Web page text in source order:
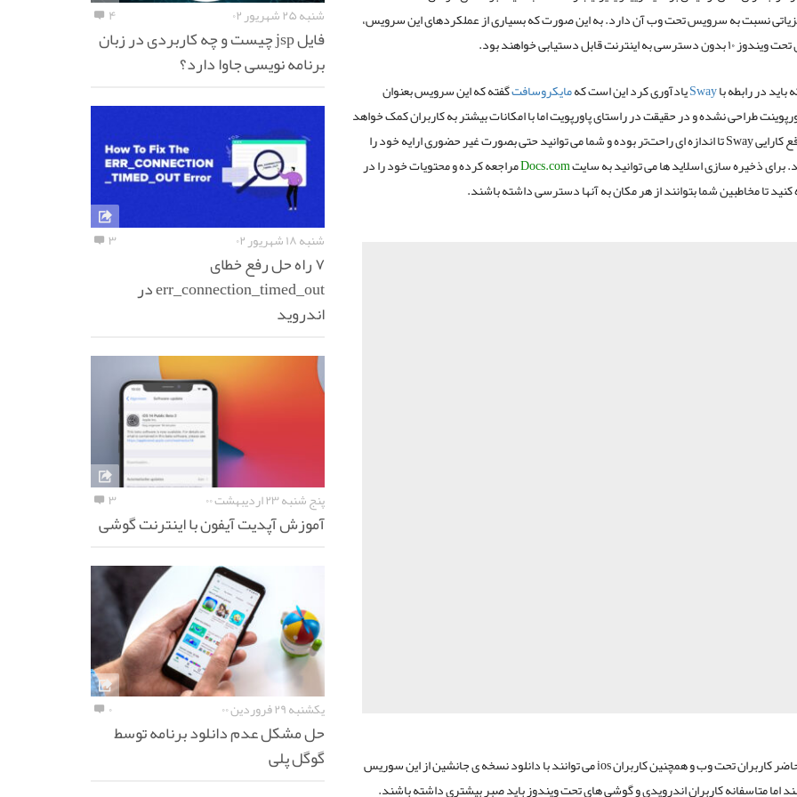
۱۰ مزیاتی نسبت به سرویس تحت وب آن دارد. به این صورت که بسیاری از عملکردهای این سرویس،
به اینترنت قابل دستیابی خواهند بود.
باید در رابطه باSwayیادآوری کرد این است کهمایکروسافتگفته که این سرویس بعنوان
طراحی نشده و در حقیقت در راستای پاورپویت اما با امکانات بیشتر به کاربران کمک خواهد
کرد. در واقع کارایی Sway تا اندازه ای راحت‌تر بوده و شما می توانید حتی بصورت غیر حضوری ارایه خود را
برای ذخیره سازی اسلاید ها می توانید به سایتDocs.comمراجعه کرده و محتویات خود را در
کنید تا مخاطبین شما بتوانند از هر مکان به آنها دسترسی داشته باشند.
در حال حاضر کاربران تحت وب و همچنین کاربران ios می توانند با دانلود نسخه ی جانشین از این سوریس
اما متاسفانه کاربران اندرویدی و گوشی های تحت ویندوز باید صبر بیشتری داشته باشند.
شنبه ۲۵ شهریور ۰۲ ۴
فایل jsp چیست و چه کاربردی در زبان
برنامه نویسی جاوا دارد؟
شنبه ۱۸ شهریور ۰۲ ۳
۷ راه حل رفع خطای
err_connection_timed_out در
اندروید
پنج شنبه ۲۳ اردیبهشت ۰۰ ۳
آموزش آپدیت آیفون با اینترنت گوشی
یکشنبه ۲۹ فروردین ۰۰ ۰
حل مشکل عدم دانلود برنامه توسط
گوگل پلی